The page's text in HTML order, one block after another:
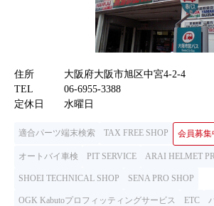
住所
大阪府大阪市旭区中宮4-2-4
TEL
06-6955-3388
定休日
水曜日
適合パーツ端末検索 TAX FREE SHOP 会員募集
オートバイ車検 PIT SERVICE ARAI HELMET
SHOEI TECHNICAL SHOP SENA PRO SHOP
OGK Kabutoプロフィッティングサービス ETC